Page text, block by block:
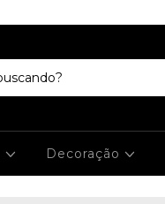
Decoração